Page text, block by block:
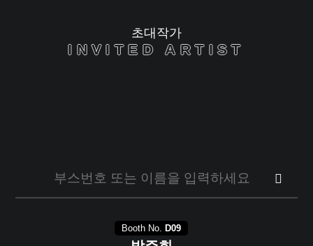
초대작가
INVITED ARTIST
Booth No. D09